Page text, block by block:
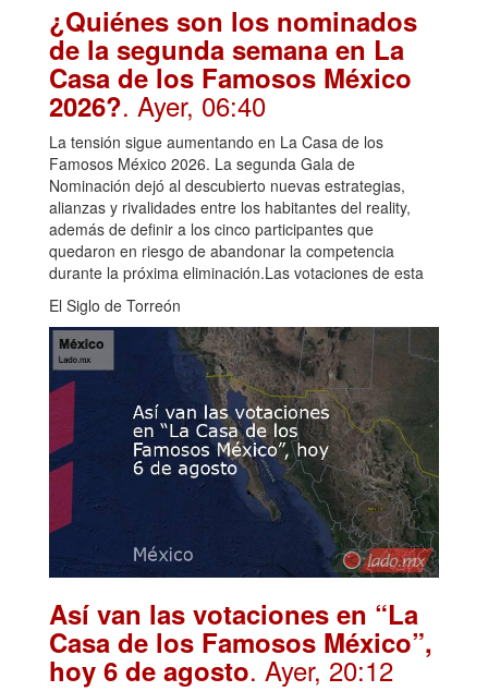
¿Quiénes son los nominados
de la segunda semana en La
Casa de los Famosos México
2026?. Ayer, 06:40
La tensión sigue aumentando en La Casa de los
Famosos México 2026. La segunda Gala de
Nominación dejó al descubierto nuevas estrategias,
alianzas y rivalidades entre los habitantes del reality,
además de definir a los cinco participantes que
quedaron en riesgo de abandonar la competencia
durante la próxima eliminación.Las votaciones de esta
El Siglo de Torreón
Así van las votaciones en “La
Casa de los Famosos México”,
hoy 6 de agosto. Ayer, 20:12